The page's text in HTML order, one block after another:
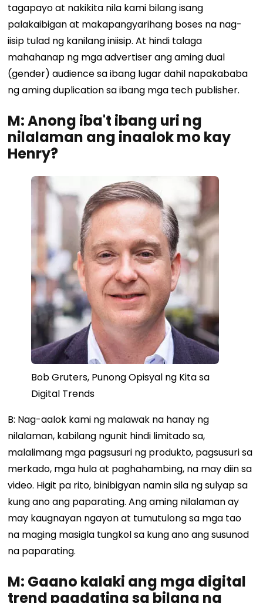
tagapayo at nakikita nila kami bilang isang
palakaibigan at makapangyarihang boses na nag-
iisip tulad ng kanilang iniisip. At hindi talaga
mahahanap ng mga advertiser ang aming dual
(gender) audience sa ibang lugar dahil napakababa
ng aming duplication sa ibang mga tech publisher.
M: Anong iba't ibang uri ng
nilalaman ang inaalok mo kay
Henry?
Bob Gruters, Punong Opisyal ng Kita sa
Digital Trends
B: Nag-aalok kami ng malawak na hanay ng
nilalaman, kabilang ngunit hindi limitado sa,
malalimang mga pagsusuri ng produkto, pagsusuri sa
merkado, mga hula at paghahambing, na may diin sa
video. Higit pa rito, binibigyan namin sila ng sulyap sa
kung ano ang paparating. Ang aming nilalaman ay
may kaugnayan ngayon at tumutulong sa mga tao
na maging masigla tungkol sa kung ano ang susunod
na paparating.
M: Gaano kalaki ang mga digital
trend pagdating sa bilang ng